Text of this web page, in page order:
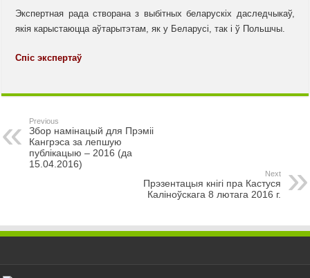
Экспертная рада створана з выбітных беларускіх даследчыкаў,
якія карыстаюцца аўтарытэтам, як у Беларусі, так і ў Польшчы.
Спіс экспертаў
Previous
Збор намінацый для Прэміі
Кангрэса за лепшую
публікацыю – 2016 (да
15.04.2016)
Next
Прэзентацыя кнігі пра Кастуся
Каліноўскага 8 лютага 2016 г.